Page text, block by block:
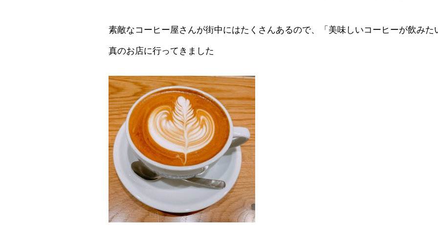
素敵なコーヒー屋さんが街中にはたくさんあるので、「美味しいコーヒーが飲み
真のお店に行ってきました